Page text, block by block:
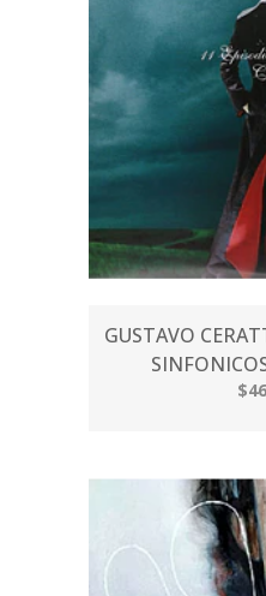
GUSTAVO